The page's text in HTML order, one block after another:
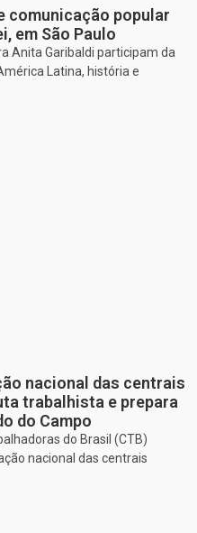
comunicação popular
em São Paulo
Anita Garibaldi participam da
Latina, história e
nacional das centrais
trabalhista e prepara
do Campo
do Brasil (CTB)
nacional das centrais